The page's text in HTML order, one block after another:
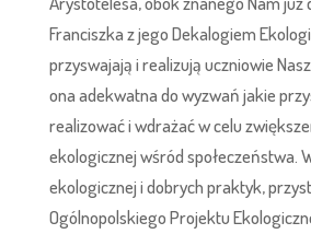
Franciszka z jego Dekalogiem
przyswajają i realizują uczniowie
ona adekwatna do wyzwań jakie
realizować i wdrażać w celu
ekologicznej wśród społeczeństwa.
ekologicznej i dobrych praktyk,
Ogólnopolskiego Projektu